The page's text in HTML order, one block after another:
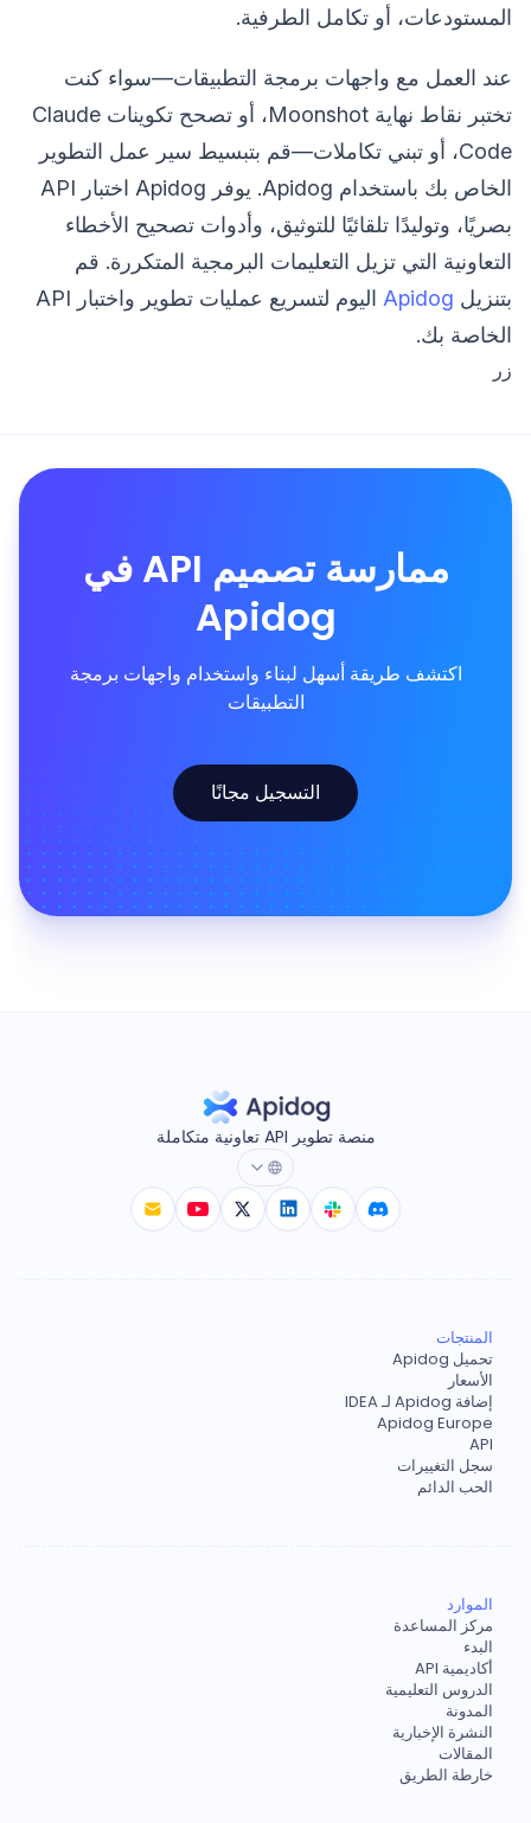
المستودعات، أو تكامل الطرفية.
عند العمل مع واجهات برمجة التطبيقات—سواء كنت
تختبر نقاط نهاية Moonshot، أو تصحح تكوينات Claude
Code، أو تبني تكاملات—قم بتبسيط سير عمل التطوير
الخاص بك باستخدام Apidog. يوفر Apidog اختبار API
بصريًا، وتوليدًا تلقائيًا للتوثيق، وأدوات تصحيح الأخطاء
التعاونية التي تزيل التعليمات البرمجية المتكررة. قم
بتنزيل Apidog
اليوم لتسريع عمليات تطوير واختبار API
الخاصة بك.
زر
ممارسة تصميم API في
Apidog
اكتشف طريقة أسهل لبناء واستخدام واجهات برمجة
التطبيقات
التسجيل مجانًا
منصة تطوير API تعاونية متكاملة
المنتجات
تحميل Apidog
الأسعار
إضافة Apidog لـ IDEA
Apidog Europe
API
سجل التغييرات
الحب الدائم
الموارد
مركز المساعدة
البدء
أكاديمية API
الدروس التعليمية
المدونة
النشرة الإخبارية
المقالات
خارطة الطريق